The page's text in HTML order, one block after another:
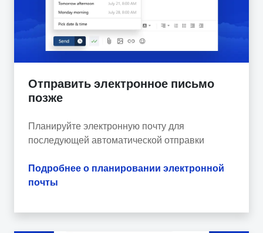
Отправить электронное письмо
позже
Планируйте электронную почту для
последующей автоматической отправки
Подробнее о планировании электронной
почты